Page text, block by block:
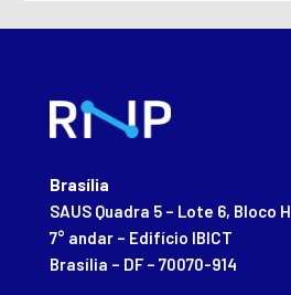
Brasília
SAUS Quadra 5 – Lote 6, Bloco H
7° andar – Edifício IBICT
Brasília – DF – 70070-914